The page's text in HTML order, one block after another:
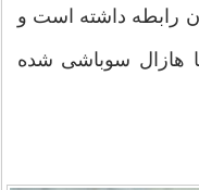
رابطه داشته است و
هازال سوباشی شده